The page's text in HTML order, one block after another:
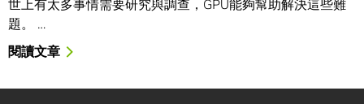
世上有太多事情需要研究與調查，GPU能夠幫助解決這些難
題。 …
閱讀文章